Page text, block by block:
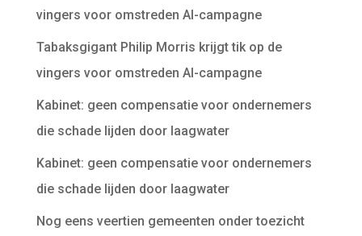
vingers voor omstreden AI-campagne
Tabaksgigant Philip Morris krijgt tik op de
vingers voor omstreden AI-campagne
Kabinet: geen compensatie voor ondernemers
die schade lijden door laagwater
Kabinet: geen compensatie voor ondernemers
die schade lijden door laagwater
Nog eens veertien gemeenten onder toezicht